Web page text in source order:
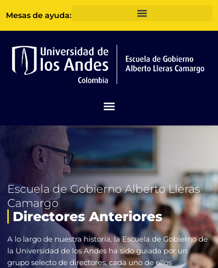
contenido
Mesas de ayuda:
Escuela de Gobierno Alberto Lleras
Camargo
Directores Anteriores
A lo largo de nuestra historia, la Escuela de Gobierno de
la Universidad de los Andes ha sido guiada por un
grupo selecto de directores, cada uno de ellos